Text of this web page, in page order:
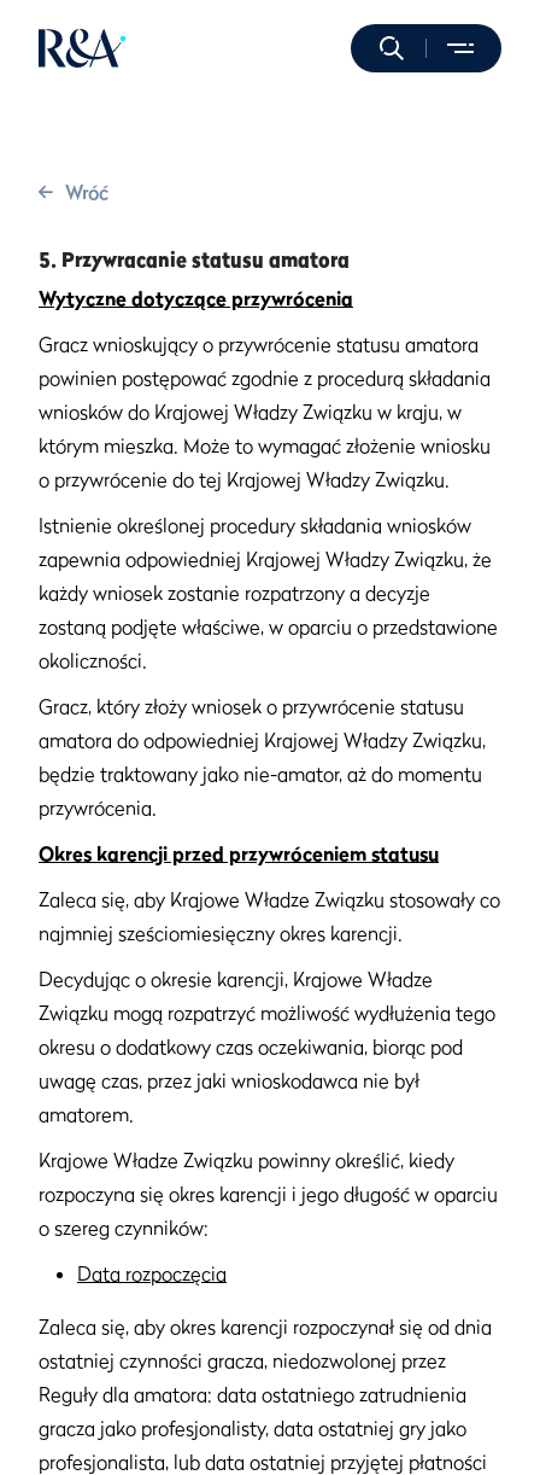
Wróć
5. Przywracanie statusu amatora
Wytyczne dotyczące przywrócenia
Gracz wnioskujący o przywrócenie statusu amatora
powinien postępować zgodnie z procedurą składania
wniosków do Krajowej Władzy Związku w kraju, w
którym mieszka. Może to wymagać złożenie wniosku
o przywrócenie do tej Krajowej Władzy Związku.
Istnienie określonej procedury składania wniosków
zapewnia odpowiedniej Krajowej Władzy Związku, że
każdy wniosek zostanie rozpatrzony a decyzje
zostaną podjęte właściwe, w oparciu o przedstawione
okoliczności.
Gracz, który złoży wniosek o przywrócenie statusu
amatora do odpowiedniej Krajowej Władzy Związku,
będzie traktowany jako nie-amator, aż do momentu
przywrócenia.
Okres karencji przed przywróceniem statusu
Zaleca się, aby Krajowe Władze Związku stosowały co
najmniej sześciomiesięczny okres karencji.
Decydując o okresie karencji, Krajowe Władze
Związku mogą rozpatrzyć możliwość wydłużenia tego
okresu o dodatkowy czas oczekiwania, biorąc pod
uwagę czas, przez jaki wnioskodawca nie był
amatorem.
Krajowe Władze Związku powinny określić, kiedy
rozpoczyna się okres karencji i jego długość w oparciu
o szereg czynników:
Data rozpoczęcia
Zaleca się, aby okres karencji rozpoczynał się od dnia
ostatniej czynności gracza, niedozwolonej przez
Reguły dla amatora: data ostatniego zatrudnienia
gracza jako profesjonalisty, data ostatniej gry jako
profesjonalista, lub data ostatniej przyjętej płatności